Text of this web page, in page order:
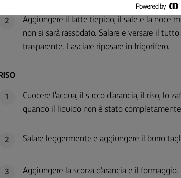
2
Aggiungere il latte tiepido, il sale e la noce
non si sarà rassodato. Salare e versare il
trasparente. Lasciare riposare in frigorifero.
RISO
1
Cuocere l'acqua, il succo d'arancia, il riso, lo
quando il liquido non è stato
2 Salare leggermente e aggiungere il burro
3 Aggiungere la scorza d’arancia e il